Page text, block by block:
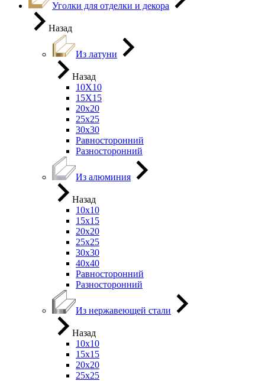
Уголки для отделки и декора
Назад
Из латуни
Назад
10Х10
15Х15
20х20
25х25
30х30
Равносторонний
Разносторонний
Из алюминия
Назад
10х10
15х15
20х20
25х25
30х30
40х40
Равносторонний
Разносторонний
Из нержавеющей стали
Назад
10х10
15х15
20х20
25х25